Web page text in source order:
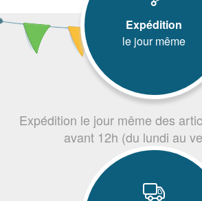
Expédition
le jour même
Expédition le jour même des
avant 12h (du lundi au